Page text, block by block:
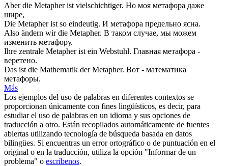
Aber die Metapherist vielschichtiger. Но моя метафора даже
шире,
Die Metapherist so eindeutig. И метафора предельно ясна.
Also ändern wir die Metapher. В таком случае, мы можем
изменить метафору.
Ihre zentrale Metapherist ein Webstuhl. Главная метафора -
веретено.
Das ist die Mathematik derMetapher. Вот - математика
метафоры.
Más
Los ejemplos del uso de palabras en diferentes contextos se
proporcionan únicamente con fines lingüísticos, es decir, para
estudiar el uso de palabras en un idioma y sus opciones de
traducción a otro. Están recopilados automáticamente de fuentes
abiertas utilizando tecnología de búsqueda basada en datos
bilingües. Si encuentras un error ortográfico o de puntuación en el
original o en la traducción, utiliza la opción "Informar de un
problema" o escríbenos.